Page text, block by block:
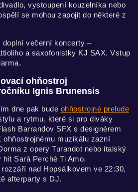
vystoupení kouzelníka nebo
se mohou zapojit do některé z
večerní koncerty –
a saxofonistky KJ SAX. Vstup
ohňostroj
Ignis Brunensis
dne pak bude ohňostrojné prelude
a rytmu, které si pro diváky
Barrandov SFX s designérem
ohňostrojnému muzikálu zazní
z opery Turandot nebo italský
Sarà Perché Ti Amo.
nad Hopsálkovem ve 22:30,
afterparty s DJ.